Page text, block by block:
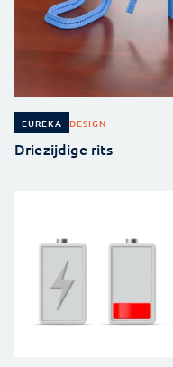
EUREKA DESIGN
Driezijdige rits